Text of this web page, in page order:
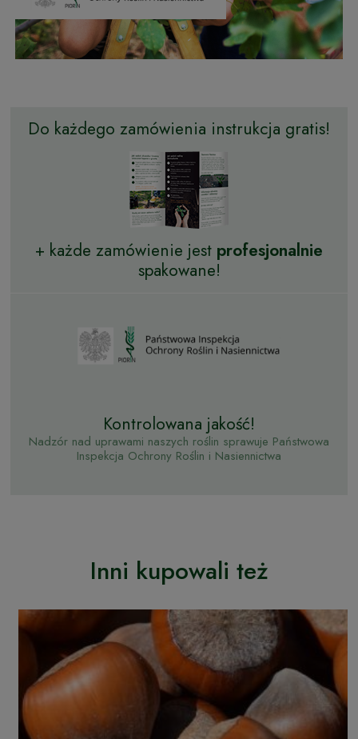
Do każdego zamówienia instrukcja gratis!
+ każde zamówienie jest profesjonalnie
spakowane!
Kontrolowana jakość!
Nadzór nad uprawami naszych roślin sprawuje Państwowa
Inspekcja Ochrony Roślin i Nasiennictwa
Inni kupowali też